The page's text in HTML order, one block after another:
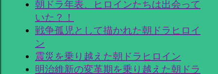
朝ドラ年表、ヒロインたちは出会って
いた？！
戦争孤児として描かれた朝ドラヒロイ
ン
震災を乗り越えた朝ドラヒロイン
明治維新の変革期を乗り越えた朝ドラ